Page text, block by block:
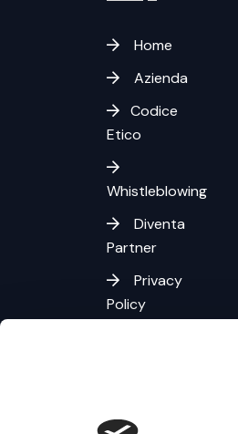
Home
Azienda
Codice
Etico
Whistleblowing
Diventa
Partner
Privacy
Policy